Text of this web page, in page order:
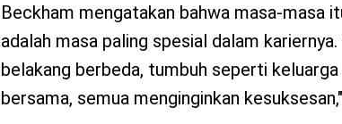
Beckham mengatakan bahwa masa-masa
adalah masa paling spesial dalam
belakang berbeda, tumbuh seperti
bersama, semua menginginkan